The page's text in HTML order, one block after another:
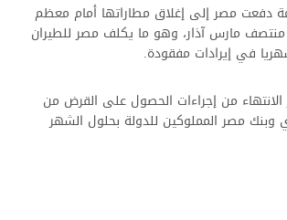
دفعت مصر إلى إغلاق مطاراتها أمام معظم
منتصف مارس آذار، وهو ما يكلف مصر للطيران
في إيرادات مفقودة.
من إجراءات الحصول على القرض من
وبنك مصر المملوكين للدولة بحلول الشهر